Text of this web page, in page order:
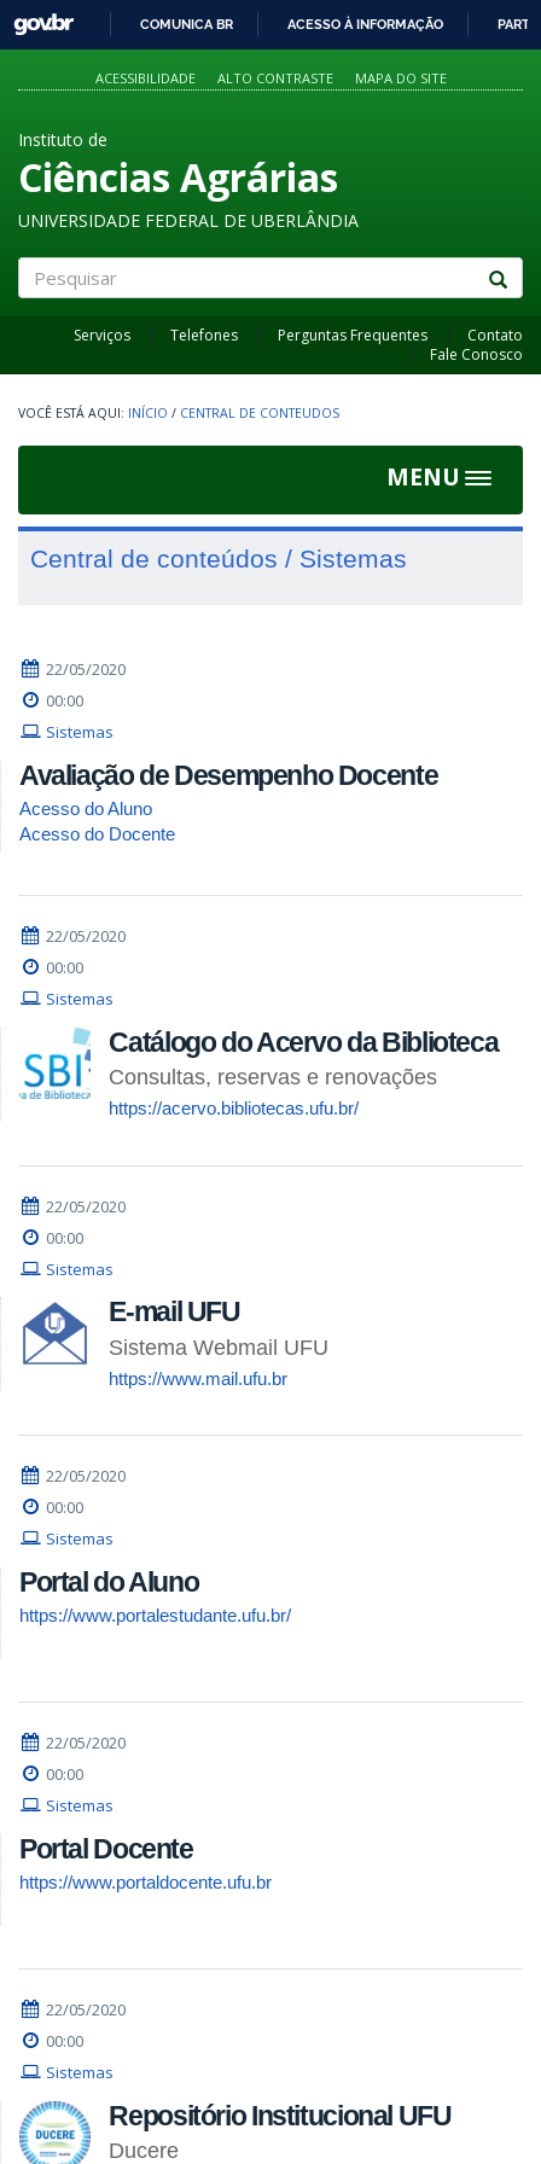
PARA
O
GOVBR
COMUNICA BR ACESSO À INFORMAÇÃO
ACESSIBILIDADE ALTO CONTRASTE MAPA DO SITE
Instituto de
Ciências Agrárias
UNIVERSIDADE FEDERAL DE UBERLÂNDIA
Serviços Telefones Perguntas Frequentes
Contato
Fale Conosco
INÍCIO / CENTRAL DE CONTEUDOS
MENU
Toggle
Central de conteúdos / Sistemas
22/05/2020
00:00
Sistemas
Avaliação de Desempenho Docente
Acesso do Aluno
Acesso do Docente
22/05/2020
00:00
Sistemas
Catálogo do Acervo da Biblioteca
Consultas, reservas e renovações
https://acervo.bibliotecas.ufu.br/
22/05/2020
00:00
Sistemas
E-mail UFU
Sistema Webmail UFU
https://www.mail.ufu.br
22/05/2020
00:00
Sistemas
Portal do Aluno
https://www.portalestudante.ufu.br/
22/05/2020
00:00
Sistemas
Portal Docente
https://www.portaldocente.ufu.br
22/05/2020
00:00
Sistemas
Repositório Institucional UFU
Ducere